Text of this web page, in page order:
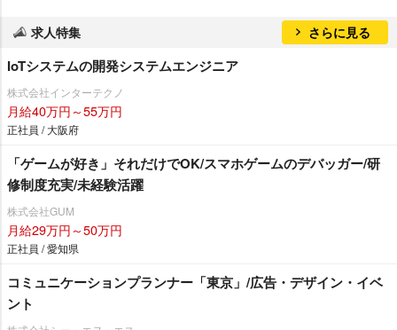
求人特集 さらに見る
IoTシステムの開発システムエンジニア
株式会社インターテクノ
月給40万円～55万円
正社員 / 大阪府
「ゲームが好き」それだけでOK/スマホゲームのデバッガー/研
修制度充実/未経験活躍
株式会社GUM
月給29万円～50万円
正社員 / 愛知県
コミュニケーションプランナー「東京」/広告・デザイン・イベ
ント